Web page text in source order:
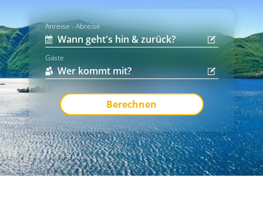
Anreise - Abreise
Gäste
Berechnen